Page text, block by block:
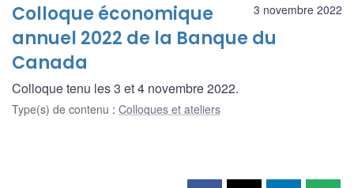
3 novembre 2022
Colloque économique
annuel 2022 de la Banque du
Canada
Colloque tenu les 3 et 4 novembre 2022.
Type(s) de contenu : Colloques et ateliers